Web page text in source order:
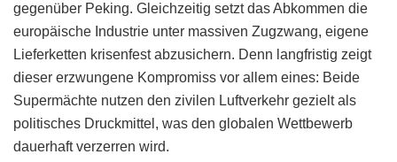
gegenüber Peking. Gleichzeitig setzt das Abkommen die
europäische Industrie unter massiven Zugzwang, eigene
Lieferketten krisenfest abzusichern. Denn langfristig zeigt
dieser erzwungene Kompromiss vor allem eines: Beide
Supermächte nutzen den zivilen Luftverkehr gezielt als
politisches Druckmittel, was den globalen Wettbewerb
dauerhaft verzerren wird.